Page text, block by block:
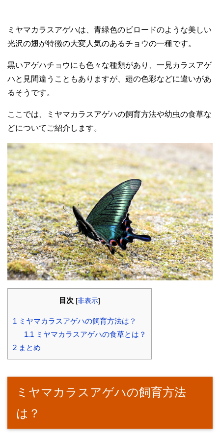
ミヤマカラスアゲハは、青緑色のビロードのような美しい
光沢の翅が特徴の大変人気のあるチョウの一種です。
黒いアゲハチョウにも色々な種類があり、一見カラスアゲ
ハと見間違うこともありますが、翅の色彩などに違いがあ
るそうです。
ここでは、ミヤマカラスアゲハの飼育方法や幼虫の食草な
どについてご紹介します。
目次 [非表示]
1 ミヤマカラスアゲハの飼育方法は？
1.1 ミヤマカラスアゲハの食草とは？
2 まとめ
ミヤマカラスアゲハの飼育方法
は？